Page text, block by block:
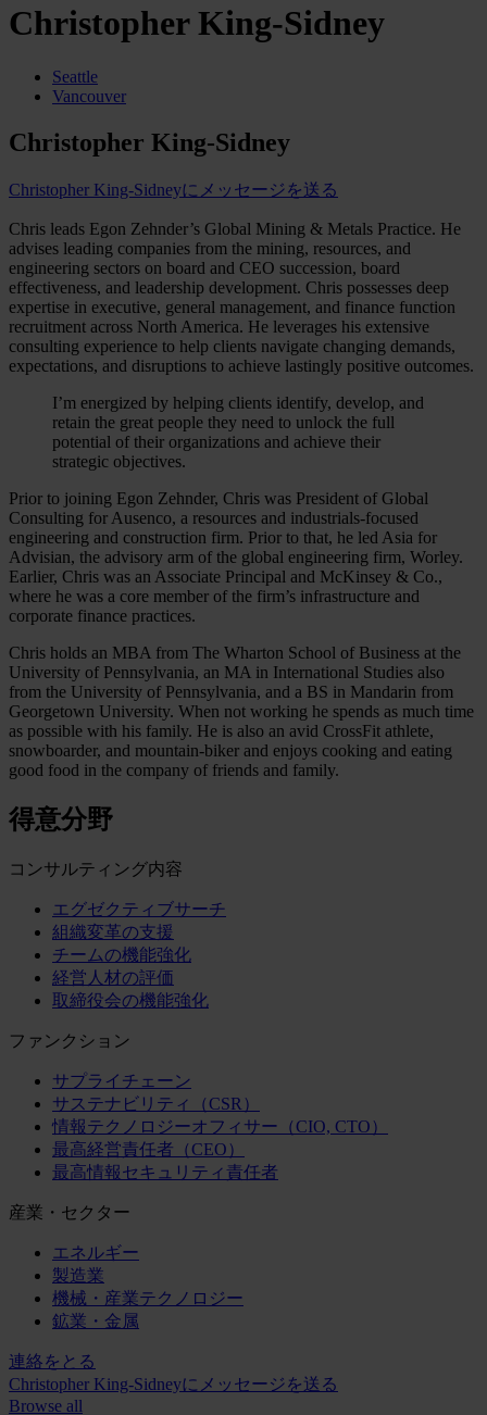
Christopher King-Sidney
Seattle
Vancouver
Christopher King-Sidney
Christopher King-Sidneyにメッセージを送る
Chris leads Egon Zehnder’s Global Mining & Metals Practice. He
advises leading companies from the mining, resources, and
engineering sectors on board and CEO succession, board
effectiveness, and leadership development. Chris possesses deep
expertise in executive, general management, and finance function
recruitment across North America. He leverages his extensive
consulting experience to help clients navigate changing demands,
expectations, and disruptions to achieve lastingly positive outcomes.
I’m energized by helping clients identify, develop, and
retain the great people they need to unlock the full
potential of their organizations and achieve their
strategic objectives.
Prior to joining Egon Zehnder, Chris was President of Global
Consulting for Ausenco, a resources and industrials-focused
engineering and construction firm. Prior to that, he led Asia for
Advisian, the advisory arm of the global engineering firm, Worley.
Earlier, Chris was an Associate Principal and McKinsey & Co.,
where he was a core member of the firm’s infrastructure and
corporate finance practices.
Chris holds an MBA from The Wharton School of Business at the
University of Pennsylvania, an MA in International Studies also
from the University of Pennsylvania, and a BS in Mandarin from
Georgetown University. When not working he spends as much time
as possible with his family. He is also an avid CrossFit athlete,
snowboarder, and mountain-biker and enjoys cooking and eating
good food in the company of friends and family.
得意分野
コンサルティング内容
エグゼクティブサーチ
組織変革の支援
チームの機能強化
経営人材の評価
取締役会の機能強化
ファンクション
サプライチェーン
サステナビリティ（CSR）
情報テクノロジーオフィサー（CIO, CTO）
最高経営責任者（CEO）
最高情報セキュリティ責任者
産業・セクター
エネルギー
製造業
機械・産業テクノロジー
鉱業・金属
連絡をとる
Christopher King-Sidneyにメッセージを送る
Browse all